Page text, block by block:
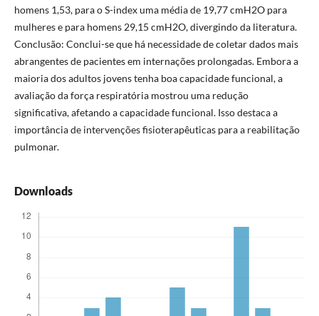
homens 1,53, para o S-index uma média de 19,77 cmH2O para
mulheres e para homens 29,15 cmH2O, divergindo da literatura.
Conclusão: Conclui-se que há necessidade de coletar dados mais
abrangentes de pacientes em internações prolongadas. Embora a
maioria dos adultos jovens tenha boa capacidade funcional, a
avaliação da força respiratória mostrou uma redução
significativa, afetando a capacidade funcional. Isso destaca a
importância de intervenções fisioterapêuticas para a reabilitação
pulmonar.
Downloads